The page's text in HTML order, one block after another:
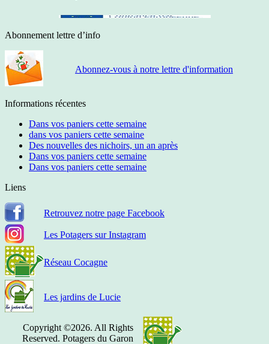
Abonnement lettre d’info
Abonnez-vous à notre lettre d'information
Informations récentes
Dans vos paniers cette semaine
dans vos paniers cette semaine
Des nouvelles des nichoirs, un an après
Dans vos paniers cette semaine
Dans vos paniers cette semaine
Liens
Retrouvez notre page Facebook
Les Potagers sur Instagram
Réseau Cocagne
Les jardins de Lucie
Copyright ©2026. All Rights
Reserved. Potagers du Garon